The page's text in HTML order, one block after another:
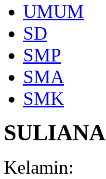
UMUM
SD
SMP
SMA
SMK
SULIANA
Kelamin: